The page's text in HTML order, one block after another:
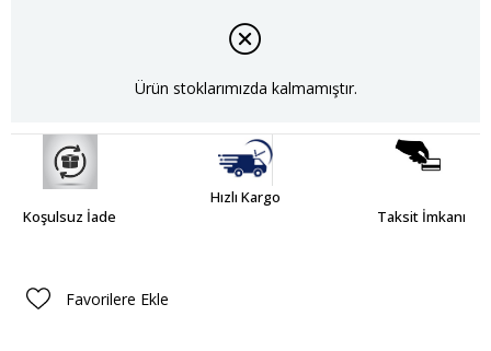
Ürün stoklarımızda kalmamıştır.
Koşulsuz İade
Hızlı Kargo
Taksit İmkanı
Favorilere Ekle